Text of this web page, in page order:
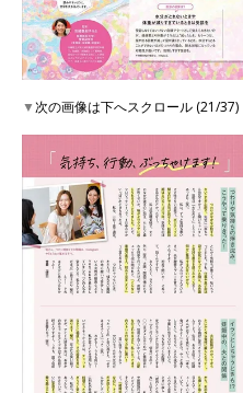
▼次の画像は下へスクロール (21/37)